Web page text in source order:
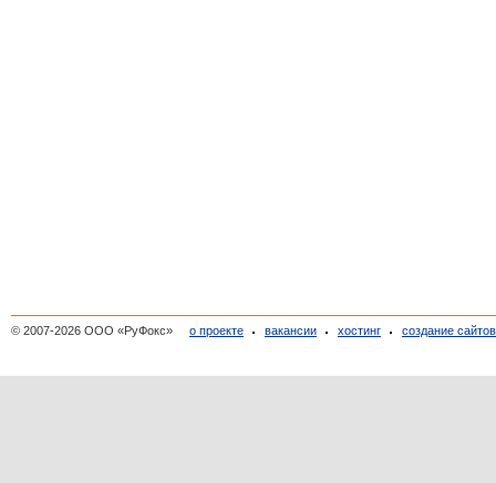
© 2007-2026 ООО «РуФокс» о проекте вакансии хостинг создание сайтов